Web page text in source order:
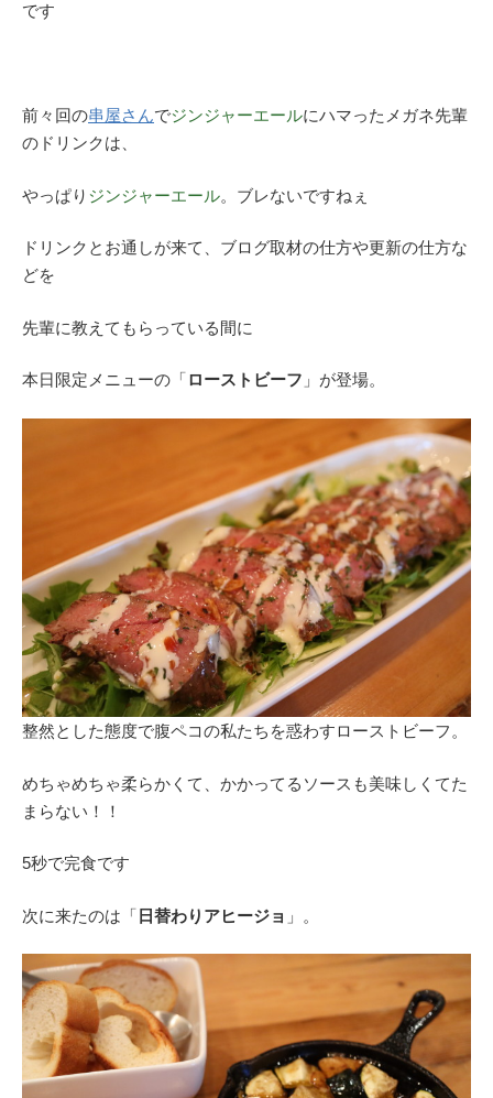
です
前々回の串屋さんでジンジャーエールにハマったメガネ先輩
のドリンクは、
やっぱり ジンジャーエール。ブレないですねぇ
ドリンクとお通しが来て、ブログ取材の仕方や更新の仕方な
どを
先輩に教えてもらっている間に
本日限定メニューの「ローストビーフ 」が登場。
整然とした態度で腹ペコの私たちを惑わすローストビーフ。
めちゃめちゃ柔らかくて、かかってるソースも美味しくてた
まらない！！
5秒で完食です
次に来たのは「 日替わりアヒージョ 」。